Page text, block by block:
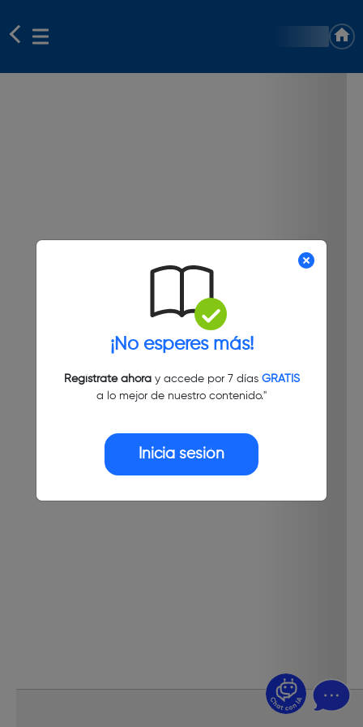
¡No esperes más!
Regístrate ahoray accede por 7 días GRATIS
a lo mejor de nuestro contenido."
Inicia sesión